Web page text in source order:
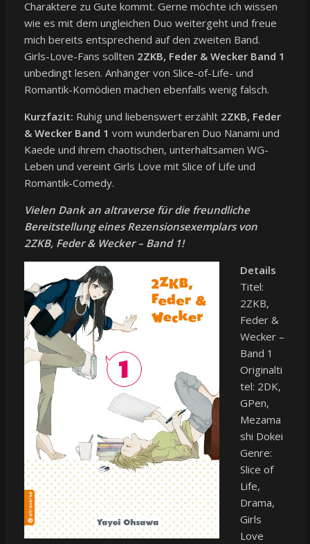
Charaktere zu Gute kommt. Gerne möchte ich wissen
wie es mit dem ungleichen Duo weitergeht und freue
mich bereits entsprechend auf den zweiten Band.
Girls-Love-Fans sollten 2ZKB, Feder & Wecker Band 1
unbedingt lesen. Anhänger von Slice-of-Life- und
Romantik-Komödien machen ebenfalls wenig falsch.
Kurzfazit: Ruhig und liebenswert erzählt 2ZKB, Feder
& Wecker Band 1 vom wunderbaren Duo Nanami und
Kaede und ihrem chaotischen, unterhaltsamen WG-
Leben und vereint Girls Love mit Slice of Life und
Romantik-Comedy.
Vielen Dank an altraverse für die freundliche
Bereitstellung eines Rezensionsexemplars von
2ZKB, Feder & Wecker – Band 1!
Details
Titel:
2ZKB,
Feder &
Wecker –
Band 1
Originalti
tel: 2DK,
GPen,
Mezama
shi Dokei
Genre:
Slice of
Life,
Drama,
Girls
Love